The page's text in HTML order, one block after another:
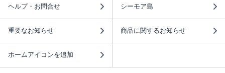
ヘルプ・お問合せ シーモア島
重要なお知らせ 商品に関するお知らせ
ホームアイコンを追加